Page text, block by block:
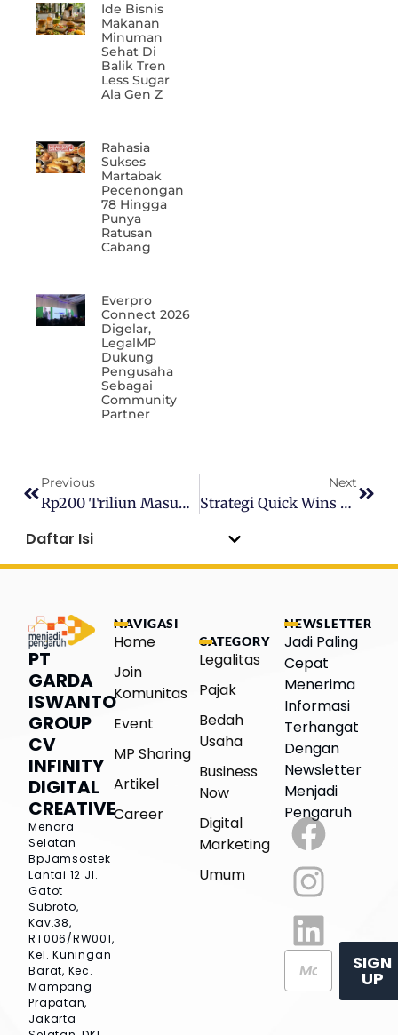
Ide Bisnis
Makanan
Minuman
Sehat Di
Balik Tren
Less Sugar
Ala Gen Z
Rahasia
Sukses
Martabak
Pecenongan
78 Hingga
Punya
Ratusan
Cabang
Everpro
Connect 2026
Digelar,
LegalMP
Dukung
Pengusaha
Sebagai
Community
Partner
Previous
Rp200 Triliun Masuk Bank Himbara: Bisa Menambah Lapangan Kerja?
Next
Strategi Quick Wins Purbaya Untuk Kejar Target Setoran Negara 2025
Daftar Isi
PT
GARDA
ISWANTO
GROUP
CV
INFINITY
DIGITAL
CREATIVE
Menara
Selatan
BpJamsostek
Lantai 12 Jl.
Gatot
Subroto,
Kav.38,
RT006/RW001,
Kel. Kuningan
Barat, Kec.
Mampang
Prapatan,
Jakarta
NAVIGASI
Home
Join
Komunitas
Event
MP Sharing
Artikel
Career
CATEGORY
Legalitas
Pajak
Bedah
Usaha
Business
Now
Digital
Marketing
Umum
NEWSLETTER
Jadi Paling
Cepat
Menerima
Informasi
Terhangat
Dengan
Newsletter
Menjadi
Pengaruh
SIGN
UP